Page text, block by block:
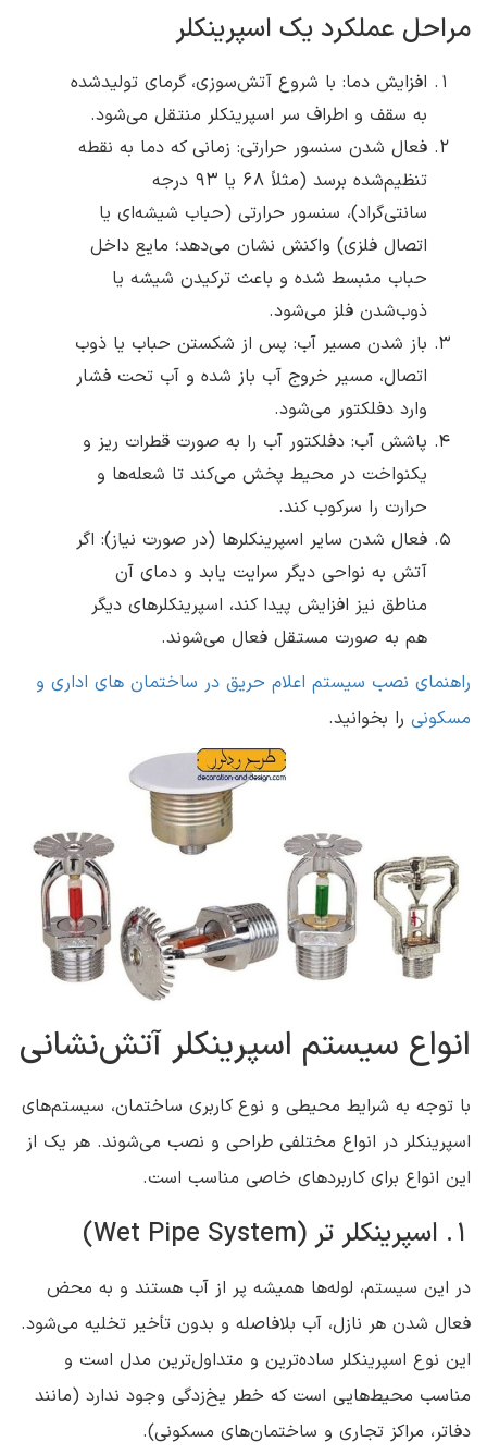
مراحل عملکرد یک اسپرینکلر
افزایش دما: با شروع آتش‌سوزی، گرمای تولیدشده
به سقف و اطراف سر اسپرینکلر منتقل می‌شود.
فعال شدن سنسور حرارتی: زمانی که دما به نقطه
تنظیم‌شده برسد (مثلاً 68 یا 93 درجه
سانتی‌گراد)، سنسور حرارتی (حباب شیشه‌ای یا
اتصال فلزی) واکنش نشان می‌دهد؛ مایع داخل
حباب منبسط شده و باعث ترکیدن شیشه یا
ذوب‌شدن فلز می‌شود.
باز شدن مسیر آب: پس از شکستن حباب یا ذوب
اتصال، مسیر خروج آب باز شده و آب تحت فشار
وارد دفلکتور می‌شود.
پاشش آب: دفلکتور آب را به صورت قطرات ریز و
یکنواخت در محیط پخش می‌کند تا شعله‌ها و
حرارت را سرکوب کند.
فعال شدن سایر اسپرینکلرها (در صورت نیاز): اگر
آتش به نواحی دیگر سرایت یابد و دمای آن
مناطق نیز افزایش پیدا کند، اسپرینکلرهای دیگر
هم به صورت مستقل فعال می‌شوند.
راهنمای نصب سیستم اعلام حریق در ساختمان های اداری و
مسکونی را بخوانید.
انواع سیستم اسپرینکلر آتش‌نشانی
با توجه به شرایط محیطی و نوع کاربری ساختمان، سیستم‌های
اسپرینکلر در انواع مختلفی طراحی و نصب می‌شوند. هر یک از
این انواع برای کاربردهای خاصی مناسب است.
1. اسپرینکلر تر (Wet Pipe System)
در این سیستم، لوله‌ها همیشه پر از آب هستند و به محض
فعال شدن هر نازل، آب بلافاصله و بدون تأخیر تخلیه می‌شود.
این نوع اسپرینکلر ساده‌ترین و متداول‌ترین مدل است و
مناسب محیط‌هایی است که خطر یخ‌زدگی وجود ندارد (مانند
دفاتر، مراکز تجاری و ساختمان‌های مسکونی).